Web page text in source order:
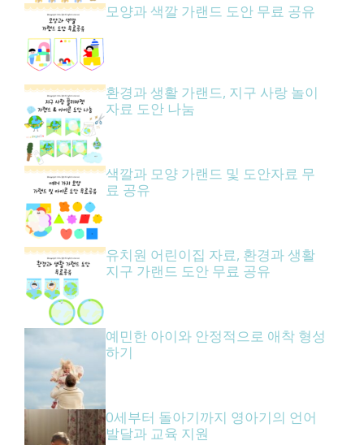
모양과 색깔 가랜드 도안 무료 공유
환경과 생활 가랜드, 지구 사랑 놀이
자료 도안 나눔
색깔과 모양 가랜드 및 도안자료 무
료 공유
유치원 어린이집 자료, 환경과 생활
지구 가랜드 도안 무료 공유
예민한 아이와 안정적으로 애착 형성
하기
0세부터 돌아기까지 영아기의 언어
발달과 교육 지원